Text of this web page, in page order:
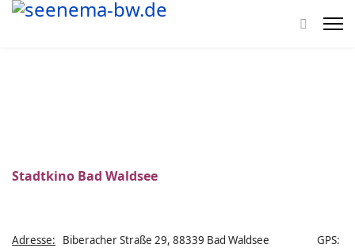
Stadtkino Bad Waldsee
Adresse: Biberacher Straße 29, 88339 Bad Waldsee GPS: